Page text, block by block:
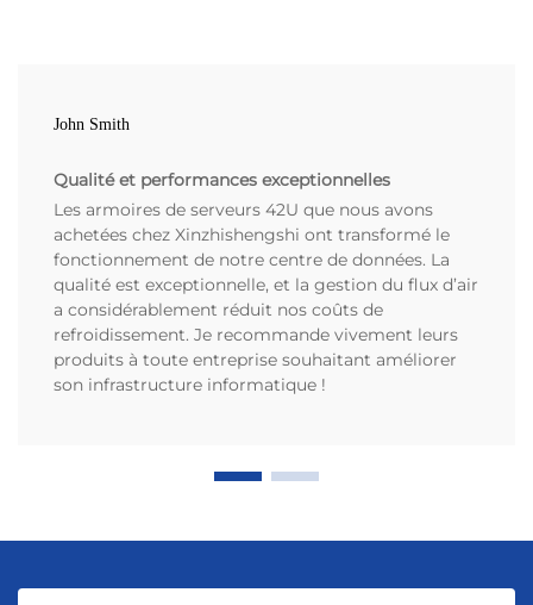
John Smith
Qualité et performances exceptionnelles
Les armoires de serveurs 42U que nous avons
achetées chez Xinzhishengshi ont transformé le
fonctionnement de notre centre de données. La
qualité est exceptionnelle, et la gestion du flux d’air
a considérablement réduit nos coûts de
refroidissement. Je recommande vivement leurs
produits à toute entreprise souhaitant améliorer
son infrastructure informatique !